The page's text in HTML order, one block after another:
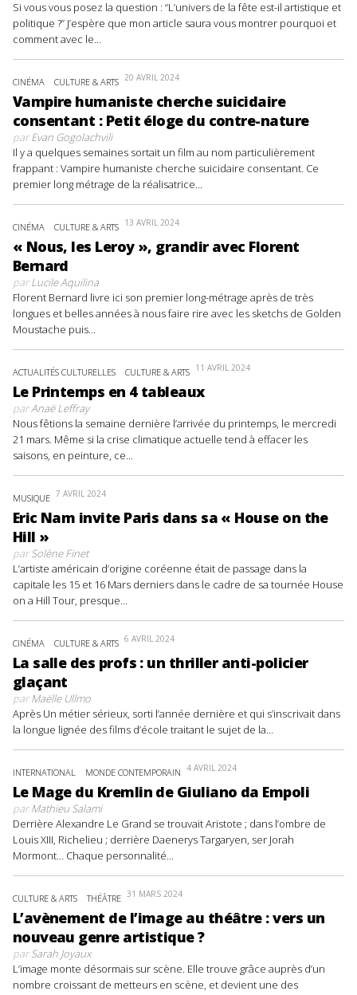
Si vous vous posez la question : “L’univers de la fête est-il artistique et
politique ?” J’espère que mon article saura vous montrer pourquoi et
comment avec le...
CINÉMA CULTURE & ARTS 20 AVRIL 2024
Vampire humaniste cherche suicidaire
consentant : Petit éloge du contre-nature
parEvan Gogolachvili
Il y a quelques semaines sortait un film au nom particulièrement
frappant : Vampire humaniste cherche suicidaire consentant. Ce
premier long métrage de la réalisatrice...
CINÉMA CULTURE & ARTS 13 AVRIL 2024
« Nous, les Leroy », grandir avec Florent
Bernard
parLucile Aquilina
Florent Bernard livre ici son premier long-métrage après de très
longues et belles années à nous faire rire avec les sketchs de Golden
Moustache puis...
ACTUALITÉS CULTURELLES CULTURE & ARTS 11 AVRIL 2024
Le Printemps en 4 tableaux
parAnaë Leffray
Nous fêtions la semaine dernière l’arrivée du printemps, le mercredi
21 mars. Même si la crise climatique actuelle tend à effacer les
saisons, en peinture, ce...
MUSIQUE 7 AVRIL 2024
Eric Nam invite Paris dans sa « House on the
Hill »
parSolène Finet
L’artiste américain d’origine coréenne était de passage dans la
capitale les 15 et 16 Mars derniers dans le cadre de sa tournée House
on a Hill Tour, presque...
CINÉMA CULTURE & ARTS 6 AVRIL 2024
La salle des profs : un thriller anti-policier
glaçant
parMaëlle Ullmo
Après Un métier sérieux, sorti l’année dernière et qui s’inscrivait dans
la longue lignée des films d’école traitant le sujet de la...
INTERNATIONAL MONDE CONTEMPORAIN 4 AVRIL 2024
Le Mage du Kremlin de Giuliano da Empoli
parMathieu Salami
Derrière Alexandre Le Grand se trouvait Aristote ; dans l’ombre de
Louis XIII, Richelieu ; derrière Daenerys Targaryen, ser Jorah
Mormont… Chaque personnalité...
CULTURE & ARTS THÉÂTRE 31 MARS 2024
L’avènement de l’image au théâtre : vers un
nouveau genre artistique ?
parSarah Joyaux
L’image monte désormais sur scène. Elle trouve grâce auprès d’un
nombre croissant de metteurs en scène, et devient une des